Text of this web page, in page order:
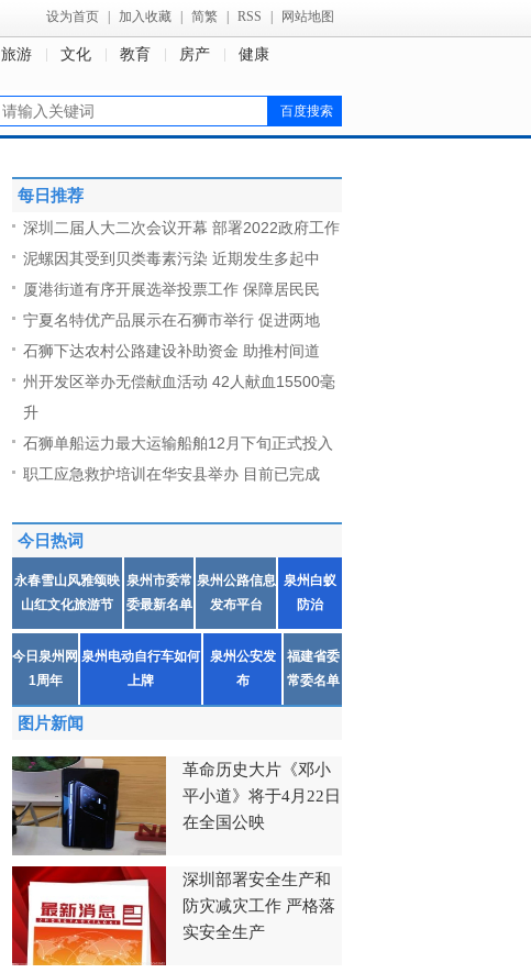
设为首页 加入收藏 简繁 RSS 网站地图
旅游 文化 教育 房产 健康
每日推荐
深圳二届人大二次会议开幕 部署2022政府工作
泥螺因其受到贝类毒素污染 近期发生多起中
厦港街道有序开展选举投票工作 保障居民民
宁夏名特优产品展示在石狮市举行 促进两地
石狮下达农村公路建设补助资金 助推村间道
州开发区举办无偿献血活动 42人献血15500毫
升
石狮单船运力最大运输船舶12月下旬正式投入
职工应急救护培训在华安县举办 目前已完成
今日热词
永春雪山风雅颂映
山红文化旅游节
泉州市委常
委最新名单
泉州公路信息
发布平台
泉州白蚁
防治
今日泉州网
1周年
泉州电动自行车如何
上牌
泉州公安发
布
福建省委
常委名单
图片新闻
革命历史大片《邓小
平小道》将于4月22日
在全国公映
深圳部署安全生产和
防灾减灾工作 严格落
实安全生产